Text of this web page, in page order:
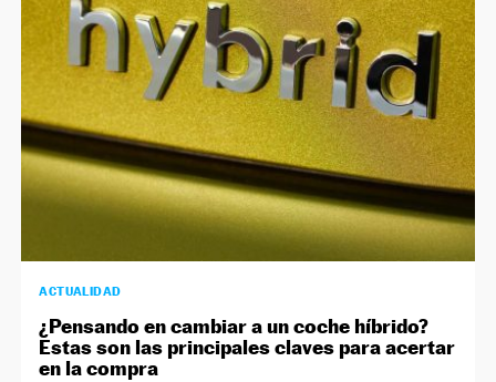
ACTUALIDAD
¿Pensando en cambiar a un coche híbrido?
Estas son las principales claves para acertar
en la compra